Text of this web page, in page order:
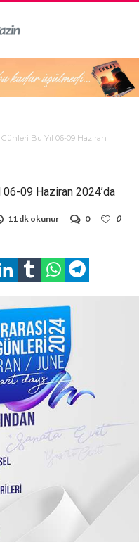
Bu Yıl 06-09 Haziran
06-09 Haziran 2024’da
11 dk okunur 0
0